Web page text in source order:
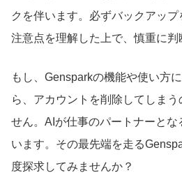
クを伴います。必ずバックアッ
注意点を理解した上で、慎重に判
もし、Gensparkの機能や使い方
ら、アカウントを削除してしま
せん。AIが仕事のパートナーとな
います。その最先端を走る
度探求してみませんか？